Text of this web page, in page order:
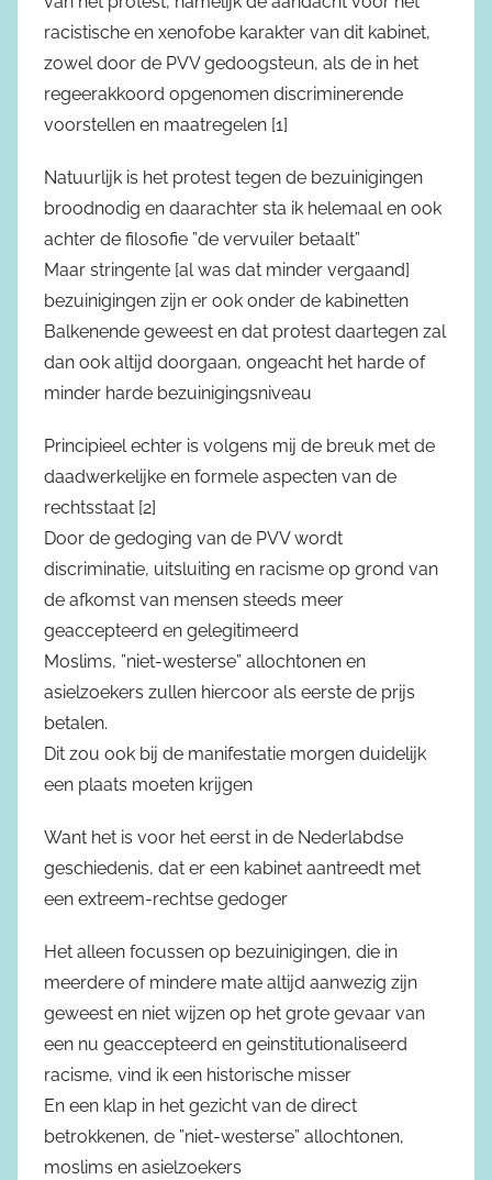
racistische en xenofobe karakter van dit kabinet,
zowel door de PVV gedoogsteun, als de in het
regeerakkoord opgenomen discriminerende
voorstellen en maatregelen [1]
Natuurlijk is het protest tegen de bezuinigingen
broodnodig en daarachter sta ik helemaal en ook
achter de filosofie ”de vervuiler betaalt”
Maar stringente [al was dat minder vergaand]
bezuinigingen zijn er ook onder de kabinetten
Balkenende geweest en dat protest daartegen zal
dan ook altijd doorgaan, ongeacht het harde of
minder harde bezuinigingsniveau
Principieel echter is volgens mij de breuk met de
daadwerkelijke en formele aspecten van de
rechtsstaat [2]
Door de gedoging van de PVV wordt
discriminatie, uitsluiting en racisme op grond van
de afkomst van mensen steeds meer
geaccepteerd en gelegitimeerd
Moslims, ”niet-westerse” allochtonen en
asielzoekers zullen hiercoor als eerste de prijs
betalen.
Dit zou ook bij de manifestatie morgen duidelijk
een plaats moeten krijgen
Want het is voor het eerst in de Nederlabdse
geschiedenis, dat er een kabinet aantreedt met
een extreem-rechtse gedoger
Het alleen focussen op bezuinigingen, die in
meerdere of mindere mate altijd aanwezig zijn
geweest en niet wijzen op het grote gevaar van
een nu geaccepteerd en geinstitutionaliseerd
racisme, vind ik een historische misser
En een klap in het gezicht van de direct
betrokkenen, de ”niet-westerse” allochtonen,
moslims en asielzoekers